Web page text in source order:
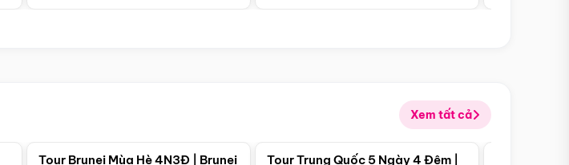
Xem tất cả
Tour Brunei Mùa Hè 4N3Đ | Brunei
Điểm nổi bật
Tour Trung Quốc 5 Ngày 4 Đêm |